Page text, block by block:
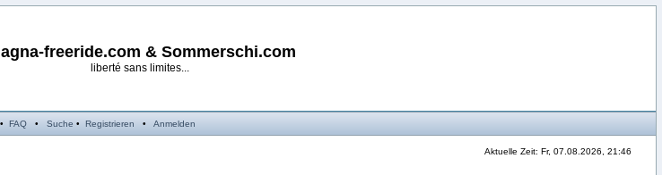
freeride.com & Sommerschi.com
liberté sans limites...
FAQ• Suche • Registrieren • Anmelden
Aktuelle Zeit: Fr, 07.08.2026, 21:46